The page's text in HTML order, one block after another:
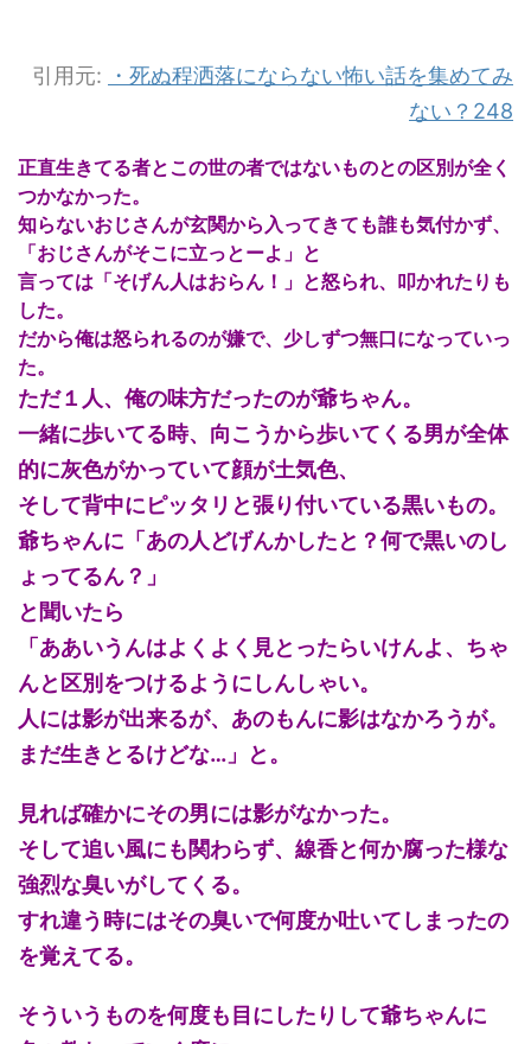
引用元: ・ 死ぬ程洒落にならない怖い話を集めてみ
ない？248
正直生きてる者とこの世の者ではないものとの区別が全く
つかなかった。
知らないおじさんが玄関から入ってきても誰も気付かず、
「おじさんがそこに立っとーよ」と
言っては「そげん人はおらん！」と怒られ、叩かれたりも
した。
だから俺は怒られるのが嫌で、少しずつ無口になっていっ
た。
ただ１人、俺の味方だったのが爺ちゃん。
一緒に歩いてる時、向こうから歩いてくる男が全体
的に灰色がかっていて顔が土気色、
そして背中にピッタリと張り付いている黒いもの。
爺ちゃんに「あの人どげんかしたと？何で黒いのし
ょってるん？」
と聞いたら
「ああいうんはよくよく見とったらいけんよ、ちゃ
んと区別をつけるようにしんしゃい。
人には影が出来るが、あのもんに影はなかろうが。
まだ生きとるけどな…」と。
見れば確かにその男には影がなかった。
そして追い風にも関わらず、線香と何か腐った様な
強烈な臭いがしてくる。
すれ違う時にはその臭いで何度か吐いてしまったの
を覚えてる。
そういうものを何度も目にしたりして爺ちゃんに